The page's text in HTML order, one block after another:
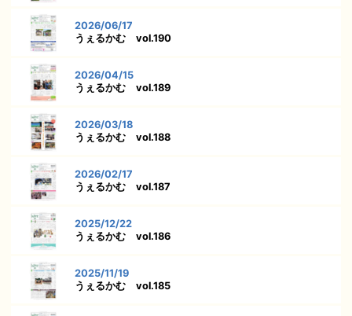
2026/06/17
うぇるかむ vol.190
2026/04/15
うぇるかむ vol.189
2026/03/18
うぇるかむ vol.188
2026/02/17
うぇるかむ vol.187
2025/12/22
うぇるかむ vol.186
2025/11/19
うぇるかむ vol.185